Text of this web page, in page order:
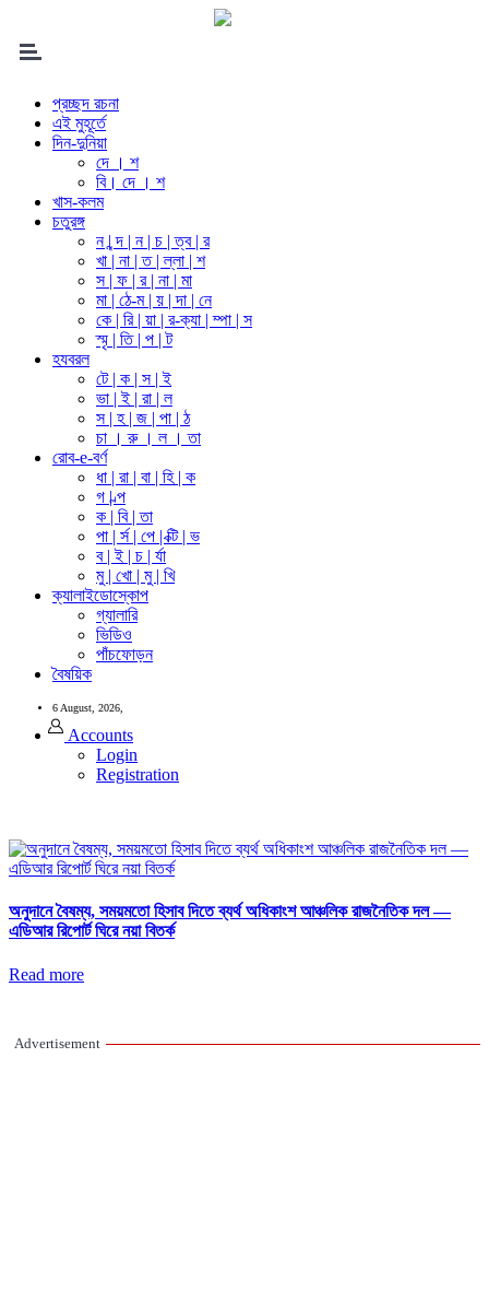
প্রচ্ছদ রচনা
এই মুহূর্তে
দিন-দুনিয়া
দে । শ
বি। দে । শ
খাস-কলম
চতুরঙ্গ
ন | ন্দ | ন | চ | ত্ব | র
খা | না | ত | ল্লা | শ
স | ফ | র | না | মা
মা | ঠে-ম | য় | দা | নে
কে | রি | য়া | র-ক্যা | ম্পা | স
স্মৃ | তি | প | ট
হযবরল
টে | ক | স | ই
ভা | ই | রা | ল
স | হ | জ | পা | ঠ
চা । রু । ল । তা
রোব-e-বর্ণ
ধা | রা | বা | হি | ক
গ | ল্প
ক | বি | তা
পা | র্স | পে | ক্টি | ভ
ব | ই | চ | র্যা
মু | খো | মু | খি
ক্যালাইডোস্কোপ
গ্যালারি
ভিডিও
পাঁচফোড়ন
বৈষয়িক
6 August, 2026,
Accounts
Login
Registration
অনুদানে বৈষম্য, সময়মতো হিসাব দিতে ব্যর্থ অধিকাংশ আঞ্চলিক রাজনৈতিক দল —
এডিআর রিপোর্ট ঘিরে নয়া বিতর্ক
Read more
Advertisement